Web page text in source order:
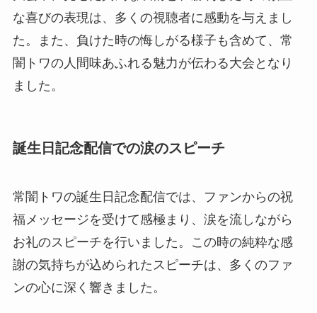
な喜びの表現は、多くの視聴者に感動を与えまし
た。また、負けた時の悔しがる様子も含めて、常
闇トワの人間味あふれる魅力が伝わる大会となり
ました。
誕生日記念配信での涙のスピーチ
常闇トワの誕生日記念配信では、ファンからの祝
福メッセージを受けて感極まり、涙を流しながら
お礼のスピーチを行いました。この時の純粋な感
謝の気持ちが込められたスピーチは、多くのファ
ンの心に深く響きました。